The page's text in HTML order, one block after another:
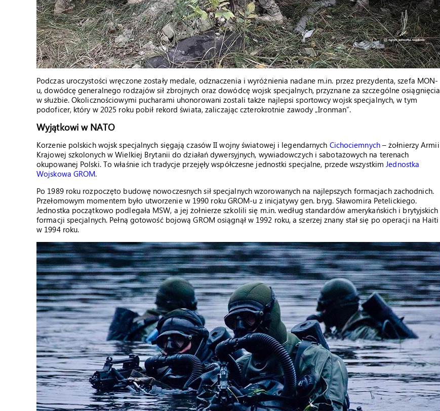
Podczas uroczystości wręczone zostały medale, odznaczenia i wyróżnienia nadane m.in. przez prezydenta, szefa MON-
u, dowódcę generalnego rodzajów sił zbrojnych oraz dowódcę wojsk specjalnych, przyznane za szczególne osiągnięcia
w służbie. Okolicznościowymi pucharami uhonorowani zostali także najlepsi sportowcy wojsk specjalnych, w tym
podoficer, który w 2025 roku pobił rekord świata, zaliczając czterokrotnie zawody „Ironman”.
Wyjątkowi w NATO
Korzenie polskich wojsk specjalnych sięgają czasów II wojny światowej i legendarnych Cichociemnych – żołnierzy Armii
Krajowej szkolonych w Wielkiej Brytanii do działań dywersyjnych, wywiadowczych i sabotażowych na terenach
okupowanej Polski. To właśnie ich tradycje przejęły współczesne jednostki specjalne, przede wszystkimJednostka
Wojskowa GROM.
Po 1989 roku rozpoczęto budowę nowoczesnych sił specjalnych wzorowanych na najlepszych formacjach zachodnich.
Przełomowym momentem było utworzenie w 1990 roku GROM-u z inicjatywy gen. bryg. Sławomira Petelickiego.
Jednostka początkowo podlegała MSW, a jej żołnierze szkolili się m.in. według standardów amerykańskich i brytyjskich
formacji specjalnych. Pełną gotowość bojową GROM osiągnął w 1992 roku, a szerzej znany stał się po operacji na Haiti
w 1994 roku.